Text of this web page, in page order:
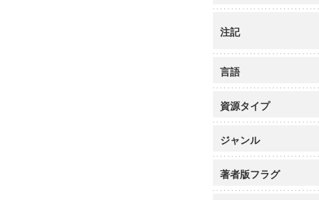
注記
言語
資源タイプ
ジャンル
著者版フラグ